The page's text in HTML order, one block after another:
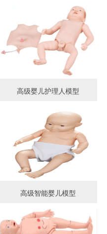
高级婴儿护理人模型
高级智能婴儿模型